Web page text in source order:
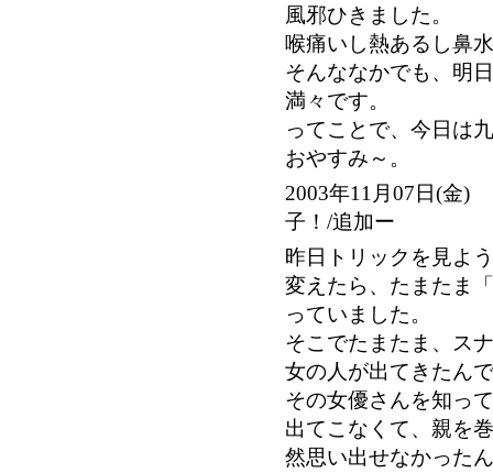
風邪ひきました。
喉痛いし熱あるし鼻
そんななかでも、明
満々です。
ってことで、今日は
おやすみ～。
2003年11月07日(金)
子！/追加ー
昨日トリックを見よ
変えたら、たまたま
っていました。
そこでたまたま、ス
女の人が出てきたん
その女優さんを知っ
出てこなくて、親を
然思い出せなかった